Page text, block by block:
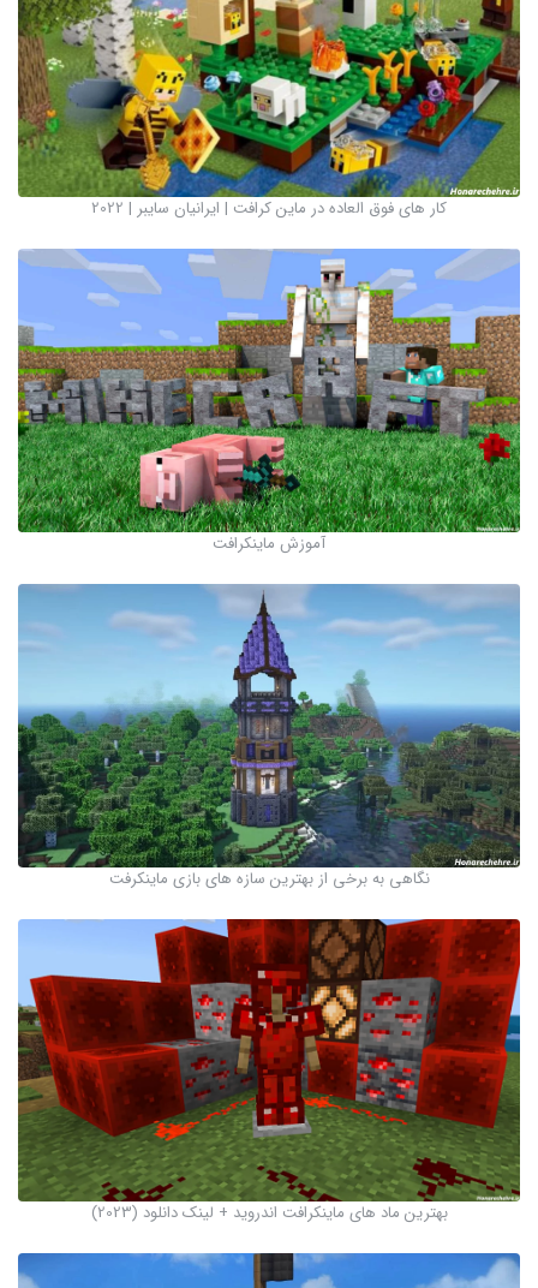
کار های فوق العاده در ماین کرافت | ایرانیان سایبر | 2022
آموزش ماینکرافت
نگاهی به برخی از بهترین سازه های بازی ماینکرفت
بهترین ماد های ماینکرافت اندروید + لینک دانلود (2023)